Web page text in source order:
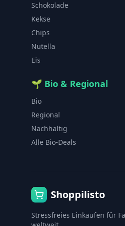
Schokolade
Kekse
Chips
Nutella
Eis
🌱 Bio & Regional
Bio
Regional
Nachhaltig
Alle Bio-Deals
Shoppilisto
Stressfreies Einkaufen für